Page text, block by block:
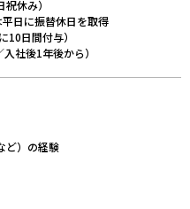
休み）
日に振替休日を取得
10日間付与）
社後1年後から）
ど）の経験